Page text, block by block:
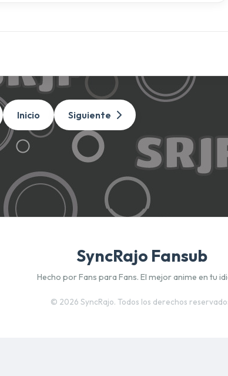
Inicio Siguiente
SyncRajo Fansub
Hecho por Fans para Fans. El mejor anime en tu
© 2026 SyncRajo. Todos los derechos